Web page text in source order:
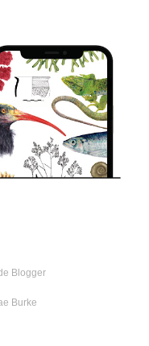
Blogger
Burke